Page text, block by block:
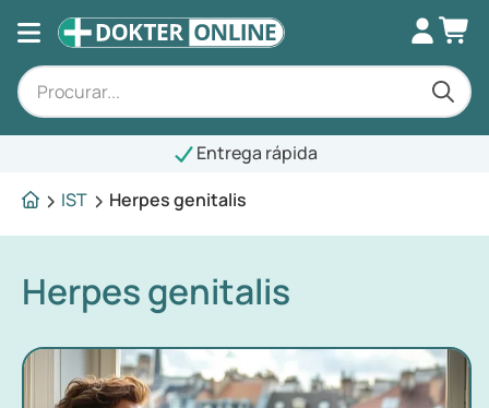
Entrega rápida
IST
Herpes genitalis
Herpes genitalis